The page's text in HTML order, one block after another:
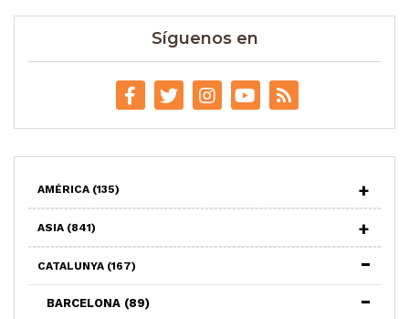
Síguenos en
AMÉRICA (135)
ASIA (841)
CATALUNYA (167)
BARCELONA (89)